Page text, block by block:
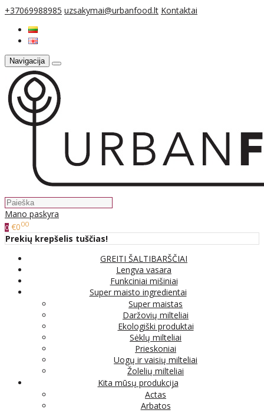
+37069988985 uzsakymai@urbanfood.lt Kontaktai
Navigacija
Mano paskyra
0 €000
Prekių krepšelis tuščias!
GREITI ŠALTIBARŠČIAI
Lengva vasara
Funkciniai mišiniai
Super maisto ingredientai
Super maistas
Daržovių milteliai
Ekologiški produktai
Sėklų milteliai
Prieskoniai
Uogų ir vaisių milteliai
Žolelių milteliai
Kita mūsų produkcija
Actas
Arbatos